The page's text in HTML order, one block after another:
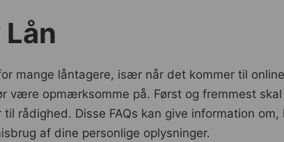
mange låntagere, især når det kommer til
være opmærksomme på. Først og fremmest
rådighed. Disse FAQs kan give information
af dine personlige oplysninger.